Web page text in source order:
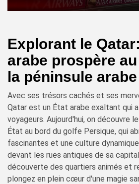
Explorant le
arabe prospère
la péninsule arabe
Avec ses trésors cachés et ses
Qatar est un État arabe exaltant qui
voyageurs. Aujourd'hui, on découvre
État au bord du golfe Persique, qui
fascinantes et une culture
devant les rues antiques de sa
découverte des quartiers animés et
plongez en plein cœur d'une magie